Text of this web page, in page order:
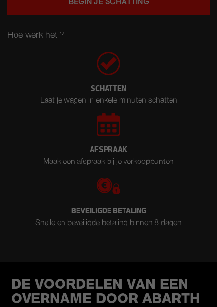
BEGIN JE SCHATTING
Hoe werk het ?
SCHATTEN
Laat je wagen in enkele minuten schatten
AFSPRAAK
Maak een afspraak bij je verkooppunten
BEVEILIGDE BETALING
Snelle en beveiligde betaling binnen 8 dagen
DE VOORDELEN VAN EEN
OVERNAME DOOR ABARTH